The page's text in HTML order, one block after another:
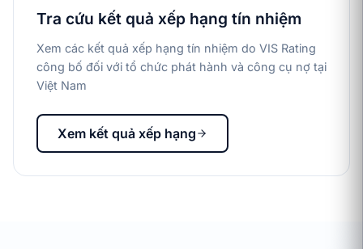
Tra cứu kết quả xếp hạng tín nhiệm
Xem các kết quả xếp hạng tín nhiệm do VIS Rating
công bố đối với tổ chức phát hành và công cụ nợ tại
Việt Nam
Xem kết quả xếp hạng